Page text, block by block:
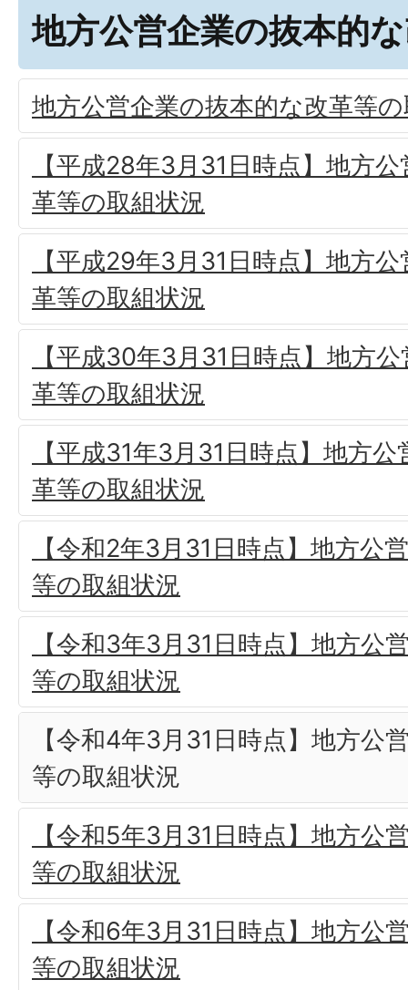
地方公営企業の抜本的
地方公営企業の抜本的な改革等
【平成28年3月31日時点】地方
革等の取組状況
【平成29年3月31日時点】地方
革等の取組状況
【平成30年3月31日時点】地方
革等の取組状況
【平成31年3月31日時点】地方
革等の取組状況
【令和2年3月31日時点】地方公
等の取組状況
【令和3年3月31日時点】地方公
等の取組状況
【令和4年3月31日時点】地方公
等の取組状況
【令和5年3月31日時点】地方公
等の取組状況
【令和6年3月31日時点】地方公
等の取組状況